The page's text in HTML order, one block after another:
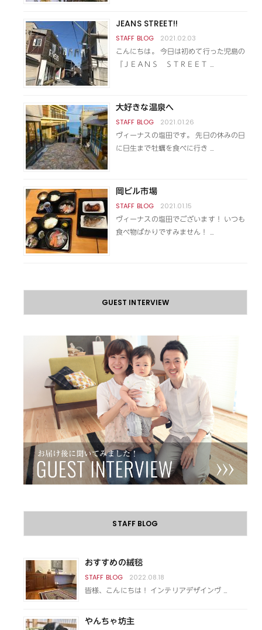
JEANS STREET!!
2021.02.03
こんにちは。 今日は初めて行った児島の
『ＪＥＡＮＳ ＳＴＲＥＥＴ …
大好きな温泉へ
2021.01.26
ヴィーナスの塩田です。 先日の休みの日
に日生まで牡蠣を食べに行き …
岡ビル市場
2021.01.15
ヴィーナスの塩田でございます！ いつも
食べ物ばかりですみません！ …
GUEST INTERVIEW
STAFF BLOG
おすすめの絨毯
2022.08.18
皆様、こんにちは！ インテリアデザインヴ …
やんちゃ坊主